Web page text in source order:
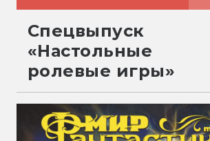
Спецвыпуск
«Настольные
ролевые игры»